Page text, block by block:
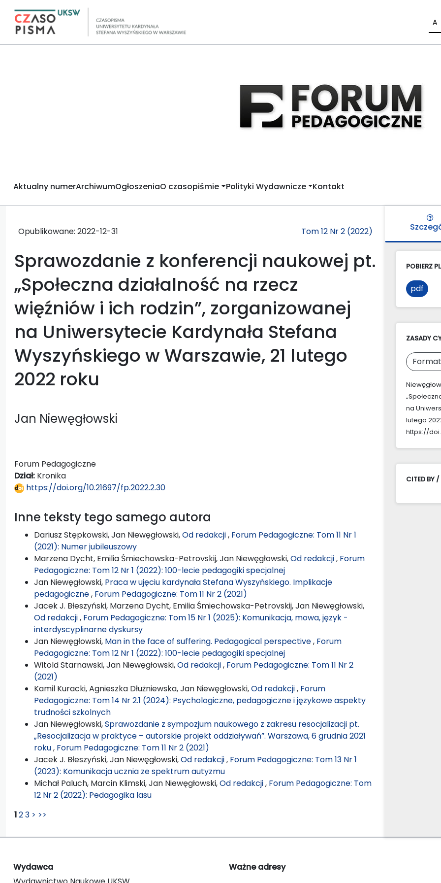
A
Aktualny numerArchiwumOgłoszeniaO czasopiśmie Polityki Wydawnicze Kontakt
Opublikowane: 2022-12-31 Tom 12 Nr 2 (2022)
Sprawozdanie z konferencji naukowej pt.
„Społeczna działalność na rzecz
więźniów i ich rodzin”, zorganizowanej
na Uniwersytecie Kardynała Stefana
Wyszyńskiego w Warszawie, 21 lutego
2022 roku
Jan Niewęgłowski
Forum Pedagogiczne
Dział: Kronika
https://doi.org/10.21697/fp.2022.2.30
Inne teksty tego samego autora
Dariusz Stępkowski, Jan Niewęgłowski,Od redakcji, Forum Pedagogiczne: Tom 11 Nr 1
(2021): Numer jubileuszowy
Marzena Dycht, Emilia Śmiechowska-Petrovskij, Jan Niewęgłowski,Od redakcji, Forum
Pedagogiczne: Tom 12 Nr 1 (2022): 100-lecie pedagogiki specjalnej
Jan Niewęgłowski, Praca w ujęciu kardynała Stefana Wyszyńskiego. Implikacje
pedagogiczne, Forum Pedagogiczne: Tom 11 Nr 2 (2021)
Jacek J. Błeszyński, Marzena Dycht, Emilia Śmiechowska-Petrovskij, Jan Niewęgłowski,
Od redakcji, Forum Pedagogiczne: Tom 15 Nr 1 (2025): Komunikacja, mowa, język -
interdyscyplinarne dyskursy
Jan Niewęgłowski, Man in the face of suffering. Pedagogical perspective, Forum
Pedagogiczne: Tom 12 Nr 1 (2022): 100-lecie pedagogiki specjalnej
Witold Starnawski, Jan Niewęgłowski,Od redakcji, Forum Pedagogiczne: Tom 11 Nr 2
(2021)
Kamil Kuracki, Agnieszka Dłużniewska, Jan Niewęgłowski,Od redakcji, Forum
Pedagogiczne: Tom 14 Nr 2.1 (2024): Psychologiczne, pedagogiczne i językowe aspekty
trudności szkolnych
Jan Niewęgłowski,Sprawozdanie z sympozjum naukowego z zakresu resocjalizacji pt.
„Resocjalizacja w praktyce – autorskie projekt oddziaływań”. Warszawa, 6 grudnia 2021
roku, Forum Pedagogiczne: Tom 11 Nr 2 (2021)
Jacek J. Błeszyński, Jan Niewęgłowski,Od redakcji, Forum Pedagogiczne: Tom 13 Nr 1
(2023): Komunikacja ucznia ze spektrum autyzmu
Michał Paluch, Marcin Klimski, Jan Niewęgłowski,Od redakcji, Forum Pedagogiczne: Tom
12 Nr 2 (2022): Pedagogika lasu
123 > >>
POBIERZ
pdf
ZASADY
na
lutego
https://
CITED BY /
Wydawca
Ważne adresy